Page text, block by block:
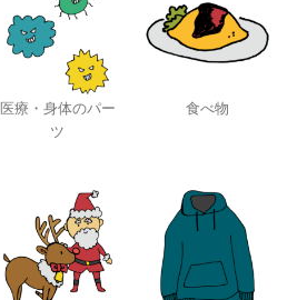
医療・身体のパー
ツ
食べ物